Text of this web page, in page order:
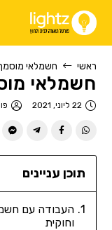
ראשי חשמלאי
חשמלאי
22 ליוני, 2021
תוכן עניינים
העבודה עם
וחוקית